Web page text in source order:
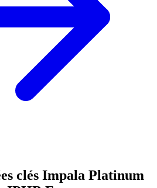
clés Impala Platinum